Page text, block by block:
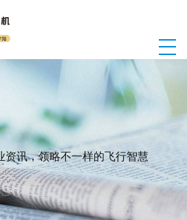
资讯，领略不一样的飞行智慧